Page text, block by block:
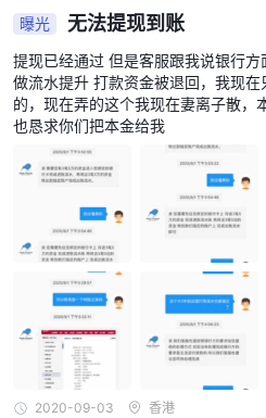
曝光 无法提现到账
提现已经通过 但是客服跟我说银行
做流水提升 打款资金被退回，我现
的，现在弄的这个我现在妻离子散，
也恳求你们把本金给我
2020-09-03 香港